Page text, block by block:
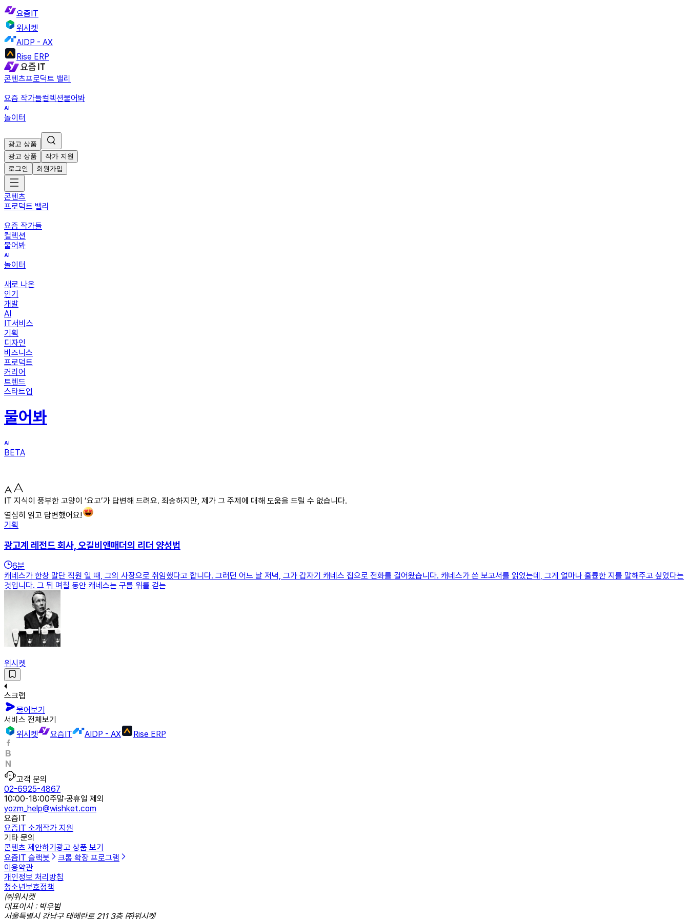
요즘IT
위시켓
AIDP - AX
Rise ERP
콘텐츠프로덕트 밸리
요즘 작가들컬렉션물어봐
놀이터
광고 상품
광고 상품
작가 지원
로그인
회원가입
콘텐츠
프로덕트 밸리
요즘 작가들
컬렉션
물어봐
놀이터
새로 나온
인기
개발
AI
IT서비스
기획
디자인
비즈니스
프로덕트
커리어
트렌드
스타트업
물어봐
BETA
IT 지식이 풍부한 고양이 ‘요고’가 답변해 드려요. 죄송하지만, 제가 그 주제에 대해 도움을 드릴 수 없습니다.
열심히 읽고 답변했어요!
기획
광고계 레전드 회사, 오길비앤매더의 리더 양성법
6분
캐네스가 한창 말단 직원 일 때, 그의 사장으로 취임했다고 합니다. 그러던 어느 날 저녁, 그가 갑자기 캐네스 집으로 전화를 걸어왔습니다. 캐네스가 쓴 보고서를 읽었는데, 그게 얼마나 훌륭한 지를 말해주고 싶었다는
것입니다. 그 뒤 며칠 동안 캐네스는 구름 위를 걷는
위시켓
스크랩
물어보기
서비스 전체보기
위시켓
요즘IT AIDP - AX Rise ERP
고객 문의
02-6925-4867
10:00-18:00주말·공휴일 제외
yozm_help@wishket.com
요즘IT
요즘IT 소개작가 지원
기타 문의
콘텐츠 제안하기 광고 상품 보기
요즘IT 슬랙봇
크롬 확장 프로그램
이용약관
개인정보 처리방침
청소년보호정책
㈜위시켓
대표이사 : 박우범
서울특별시 강남구 테헤란로 211 3층 ㈜위시켓